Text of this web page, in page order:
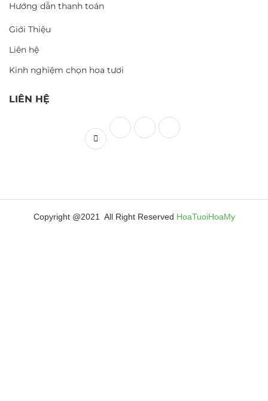
Hướng dẫn thanh toán
Giới Thiệu
Liên hệ
Kinh nghiệm chọn hoa tươi
LIÊN HỆ
Copyright @2021 All Right Reserved HoaTuoiHoaMy